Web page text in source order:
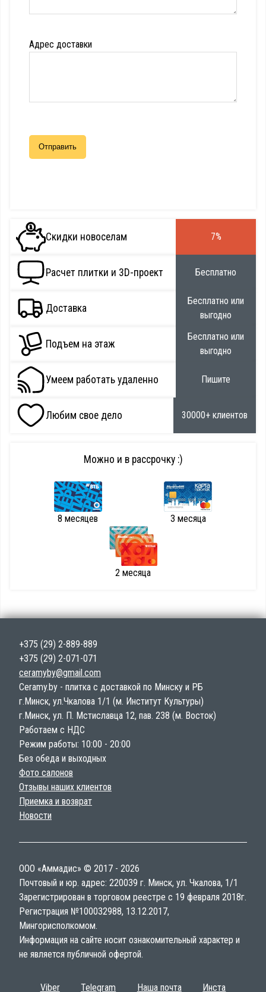
Адрес доставки
Скидки новоселам 7%
Расчет плитки и 3D-проект Бесплатно
Доставка
Бесплатно или
выгодно
Подъем на этаж
Бесплатно или
выгодно
Умеем работать удаленно Пишите
Любим свое дело 30000+ клиентов
Можно и в рассрочку :)
8 месяцев 3 месяца
2 месяца
+375 (29) 2-889-889
+375 (29) 2-071-071
ceramyby@gmail.com
Ceramy.by - плитка с доставкой по Минску и РБ
г.Минск, ул.Чкалова 1/1 (м. Институт Культуры)
г.Минск, ул. П. Мстиславца 12, пав. 238 (м. Восток)
Работаем с НДС
Режим работы: 10:00 - 20:00
Без обеда и выходных
Фото салонов
Отзывы наших клиентов
Приемка и возврат
Новости
ООО «Аммадис» © 2017 - 2026
Почтовый и юр. адрес: 220039 г. Минск, ул. Чкалова, 1/1
Зарегистрирован в торговом реестре с 19 февраля 2018г.
Регистрация №100032988, 13.12.2017,
Мингорисполкомом.
Информация на сайте носит ознакомительный характер и
не является публичной офертой.
Viber Telegram Наша почта Инста